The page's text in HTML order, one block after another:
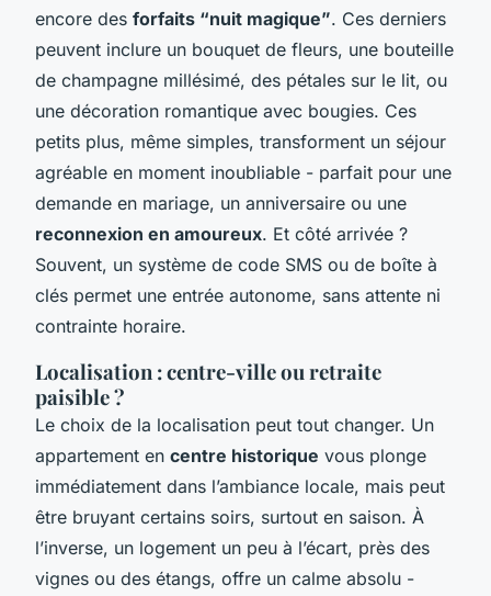
encore des forfaits “nuit magique”. Ces derniers
peuvent inclure un bouquet de fleurs, une bouteille
de champagne millésimé, des pétales sur le lit, ou
une décoration romantique avec bougies. Ces
petits plus, même simples, transforment un séjour
agréable en moment inoubliable - parfait pour une
demande en mariage, un anniversaire ou une
reconnexion en amoureux. Et côté arrivée ?
Souvent, un système de code SMS ou de boîte à
clés permet une entrée autonome, sans attente ni
contrainte horaire.
Localisation : centre-ville ou retraite
paisible ?
Le choix de la localisation peut tout changer. Un
appartement en centre historique vous plonge
immédiatement dans l’ambiance locale, mais peut
être bruyant certains soirs, surtout en saison. À
l’inverse, un logement un peu à l’écart, près des
vignes ou des étangs, offre un calme absolu -